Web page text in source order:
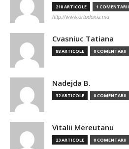
210 ARTICOLE 1 COMENTARII
http://www.ortodoxia.md
Cvasniuc Tatiana
88 ARTICOLE 0 COMENTARII
Nadejda B.
32 ARTICOLE 0 COMENTARII
Vitalii Mereutanu
23 ARTICOLE 0 COMENTARII